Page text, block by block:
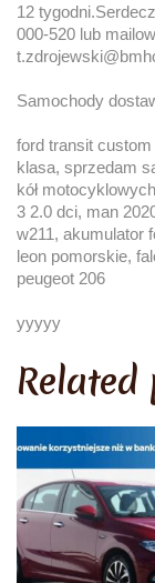
12
000-520 lub
Samochody
ford transit
klasa, sprzedam
kół
3 2.0 dci, man
w211, akumulator
leon pomorskie,
peugeot 206
yyyyy